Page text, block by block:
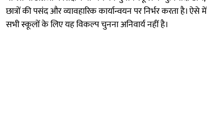
छात्रों की पसंद और व्यावहारिक कार्यान्वयन पर निर्भर करता है। ऐसे में
सभी स्कूलों के लिए यह विकल्प चुनना अनिवार्य नहीं है।